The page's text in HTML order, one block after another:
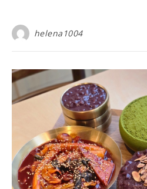
helena1004